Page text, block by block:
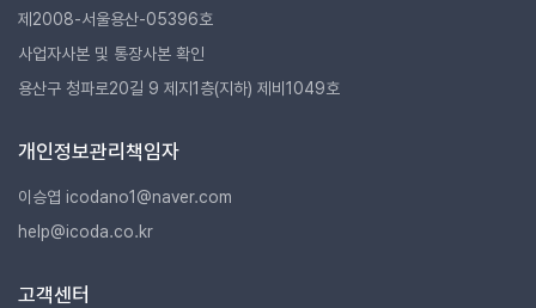
제2008-서울용산-05396호
사업자사본 및 통장사본 확인
용산구 청파로20길 9 제지1층(지하) 제비1049호
개인정보관리책임자
이승엽 icodano1@naver.com
help@icoda.co.kr
고객센터